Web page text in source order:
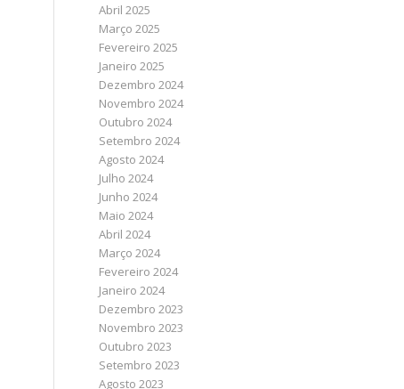
Abril 2025
Março 2025
Fevereiro 2025
Janeiro 2025
Dezembro 2024
Novembro 2024
Outubro 2024
Setembro 2024
Agosto 2024
Julho 2024
Junho 2024
Maio 2024
Abril 2024
Março 2024
Fevereiro 2024
Janeiro 2024
Dezembro 2023
Novembro 2023
Outubro 2023
Setembro 2023
Agosto 2023